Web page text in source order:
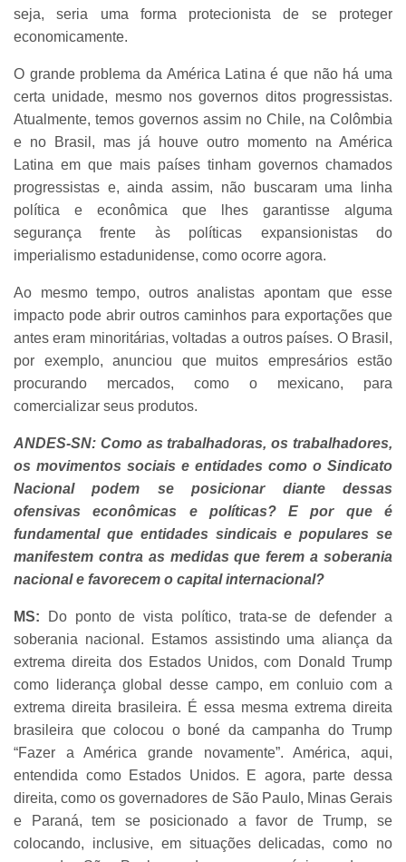
seja, seria uma forma protecionista de se proteger
economicamente.
O grande problema da América Latina é que não há uma
certa unidade, mesmo nos governos ditos progressistas.
Atualmente, temos governos assim no Chile, na Colômbia
e no Brasil, mas já houve outro momento na América
Latina em que mais países tinham governos chamados
progressistas e, ainda assim, não buscaram uma linha
política e econômica que lhes garantisse alguma
segurança frente às políticas expansionistas do
imperialismo estadunidense, como ocorre agora.
Ao mesmo tempo, outros analistas apontam que esse
impacto pode abrir outros caminhos para exportações que
antes eram minoritárias, voltadas a outros países. O Brasil,
por exemplo, anunciou que muitos empresários estão
procurando mercados, como o mexicano, para
comercializar seus produtos.
ANDES-SN: Como as trabalhadoras, os trabalhadores,
os movimentos sociais e entidades como o Sindicato
Nacional podem se posicionar diante dessas
ofensivas econômicas e políticas? E por que é
fundamental que entidades sindicais e populares se
manifestem contra as medidas que ferem a soberania
nacional e favorecem o capital internacional?
MS: Do ponto de vista político, trata-se de defender a
soberania nacional. Estamos assistindo uma aliança da
extrema direita dos Estados Unidos, com Donald Trump
como liderança global desse campo, em conluio com a
extrema direita brasileira. É essa mesma extrema direita
brasileira que colocou o boné da campanha do Trump
“Fazer a América grande novamente”. América, aqui,
entendida como Estados Unidos. E agora, parte dessa
direita, como os governadores de São Paulo, Minas Gerais
e Paraná, tem se posicionado a favor de Trump, se
colocando, inclusive, em situações delicadas, como no